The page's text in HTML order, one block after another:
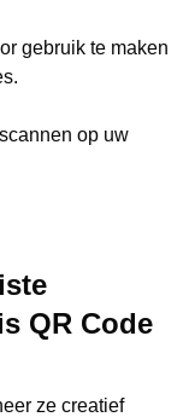
gebruik te maken
op uw
QR Code
ze creatief